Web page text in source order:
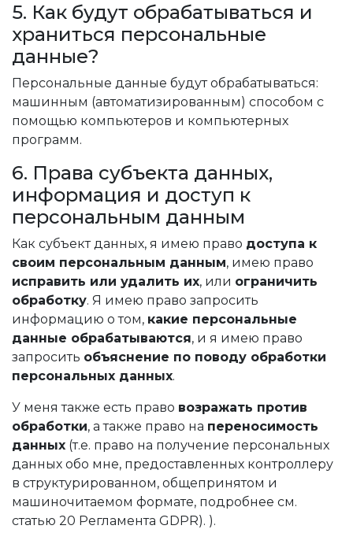
5. Как будут обрабатываться и
храниться персональные
данные?
Персональные данные будут обрабатываться:
машинным (автоматизированным) способом с
помощью компьютеров и компьютерных
программ.
6. Права субъекта данных,
информация и доступ к
персональным данным
Как субъект данных, я имею право доступа к
своим персональным данным, имею право
исправить или удалить их, или ограничить
обработку. Я имею право запросить
информацию о том, какие персональные
данные обрабатываются, и я имею право
запросить объяснение по поводу обработки
персональных данных.
У меня также есть право возражать против
обработки, а также право на переносимость
данных (т.е. право на получение персональных
данных обо мне, предоставленных контроллеру
в структурированном, общепринятом и
машиночитаемом формате, подробнее см.
статью 20 Регламента GDPR). ).